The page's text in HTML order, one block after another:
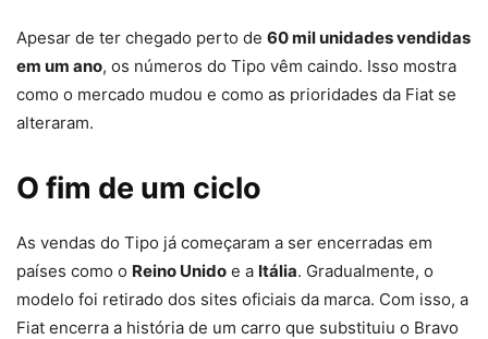
Apesar de ter chegado perto de 60 mil unidades vendidas
em um ano, os números do Tipo vêm caindo. Isso mostra
como o mercado mudou e como as prioridades da Fiat se
alteraram.
O fim de um ciclo
As vendas do Tipo já começaram a ser encerradas em
países como o Reino Unido e a Itália. Gradualmente, o
modelo foi retirado dos sites oficiais da marca. Com isso, a
Fiat encerra a história de um carro que substituiu o Bravo